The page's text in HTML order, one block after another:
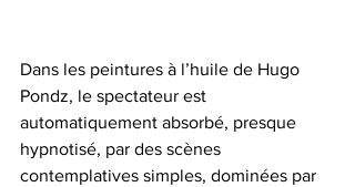
Dans les peintures à l’huile de Hugo
Pondz, le spectateur est
automatiquement absorbé, presque
hypnotisé, par des scènes
contemplatives simples, dominées par